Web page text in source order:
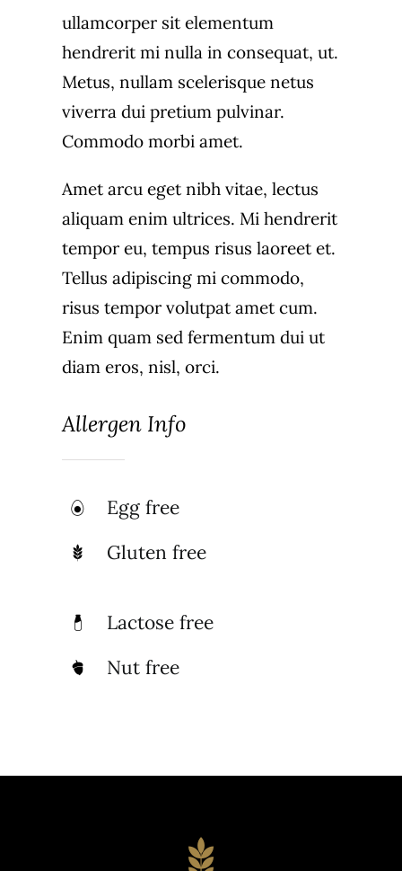
ullamcorper sit elementum
hendrerit mi nulla in consequat, ut.
Metus, nullam scelerisque netus
viverra dui pretium pulvinar.
Commodo morbi amet.
Amet arcu eget nibh vitae, lectus
aliquam enim ultrices. Mi hendrerit
tempor eu, tempus risus laoreet et.
Tellus adipiscing mi commodo,
risus tempor volutpat amet cum.
Enim quam sed fermentum dui ut
diam eros, nisl, orci.
Allergen Info
Egg free
Gluten free
Lactose free
Nut free